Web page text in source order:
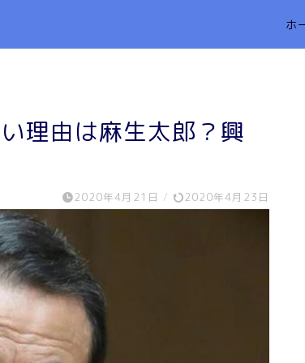
ホ
理由は麻生太郎？興
2020年4月21日 / 2020年4月23日